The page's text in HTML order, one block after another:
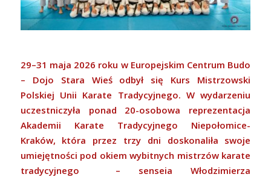
29–31 maja 2026 roku w Europejskim Centrum Budo
– Dojo Stara Wieś odbył się Kurs Mistrzowski
Polskiej Unii Karate Tradycyjnego. W wydarzeniu
uczestniczyła ponad 20-osobowa reprezentacja
Akademii Karate Tradycyjnego Niepołomice-
Kraków, która przez trzy dni doskonaliła swoje
umiejętności pod okiem wybitnych mistrzów karate
tradycyjnego – senseia Włodzimierza